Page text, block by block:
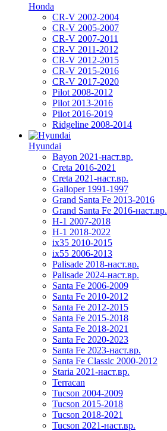
Honda
CR-V 2002-2004
CR-V 2005-2007
CR-V 2007-2011
CR-V 2011-2012
CR-V 2012-2015
CR-V 2015-2016
CR-V 2017-2020
Pilot 2008-2012
Pilot 2013-2016
Pilot 2016-2019
Ridgeline 2008-2014
Hyundai
Bayon 2021-наст.вр.
Creta 2016-2021
Creta 2021-наст.вр.
Galloper 1991-1997
Grand Santa Fe 2013-2016
Grand Santa Fe 2016-наст.вр.
H-1 2007-2018
H-1 2018-2022
ix35 2010-2015
ix55 2006-2013
Palisade 2018-наст.вр.
Palisade 2024-наст.вр.
Santa Fe 2006-2009
Santa Fe 2010-2012
Santa Fe 2012-2015
Santa Fe 2015-2018
Santa Fe 2018-2021
Santa Fe 2020-2023
Santa Fe 2023-наст.вр.
Santa Fe Classic 2000-2012
Staria 2021-наст.вр.
Terracan
Tucson 2004-2009
Tucson 2015-2018
Tucson 2018-2021
Tucson 2021-наст.вр.